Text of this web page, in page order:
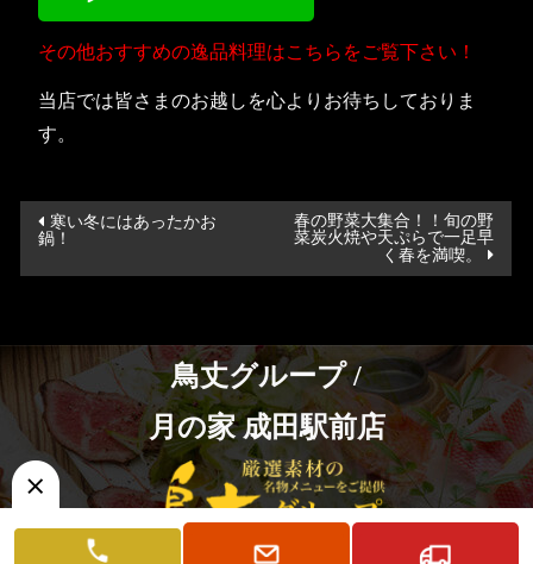
その他おすすめの逸品料理はこちらをご覧下さい！
当店では皆さまのお越しを心よりお待ちしておりま
す。
投
稿
ナ
ゲ
ー
シ
ョ
ン
寒い冬にはあったかお
鍋！
春の野菜大集合！！旬の野
菜炭火焼や天ぷらで一足早
く春を満喫。
鳥丈グループ /
月の家 成田駅前店